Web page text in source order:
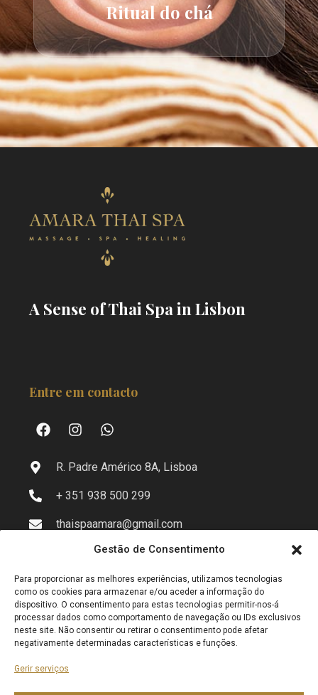
Gestão de Consentimento
Para proporcionar as melhores experiências, utilizamos tecnologias
como os cookies para armazenar e/ou aceder a informação do
dispositivo. O consentimento para estas tecnologias permitir-nos-á
processar dados como comportamento de navegação ou IDs exclusivos
neste site. Não consentir ou retirar o consentimento pode afetar
negativamente determinadas características e funções.
Gerir serviços
Ritual do chá
A Sense of Thai Spa in Lisbon
Entre em contacto
R. Padre Américo 8A, Lisboa
+ 351 938 500 299
thaispaamara@gmail.com
Info
Política de privacidade
Política de Cookies (UE)